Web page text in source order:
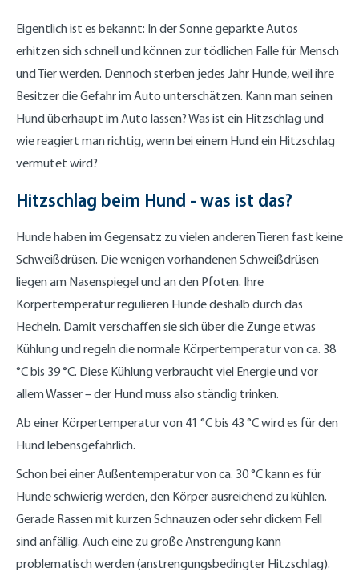
Eigentlich ist es bekannt: In der Sonne geparkte Autos
erhitzen sich schnell und können zur tödlichen Falle für Mensch
und Tier werden. Dennoch sterben jedes Jahr Hunde, weil ihre
Besitzer die Gefahr im Auto unterschätzen. Kann man seinen
Hund überhaupt im Auto lassen? Was ist ein Hitzschlag und
wie reagiert man richtig, wenn bei einem Hund ein Hitzschlag
vermutet wird?
Hitzschlag beim Hund - was ist das?
Hunde haben im Gegensatz zu vielen anderen Tieren fast keine
Schweißdrüsen. Die wenigen vorhandenen Schweißdrüsen
liegen am Nasenspiegel und an den Pfoten. Ihre
Körpertemperatur regulieren Hunde deshalb durch das
Hecheln. Damit verschaffen sie sich über die Zunge etwas
Kühlung und regeln die normale Körpertemperatur von ca. 38
°C bis 39 °C. Diese Kühlung verbraucht viel Energie und vor
allem Wasser – der Hund muss also ständig trinken.
Ab einer Körpertemperatur von 41 °C bis 43 °C wird es für den
Hund lebensgefährlich.
Schon bei einer Außentemperatur von ca. 30 °C kann es für
Hunde schwierig werden, den Körper ausreichend zu kühlen.
Gerade Rassen mit kurzen Schnauzen oder sehr dickem Fell
sind anfällig. Auch eine zu große Anstrengung kann
problematisch werden (anstrengungsbedingter Hitzschlag).